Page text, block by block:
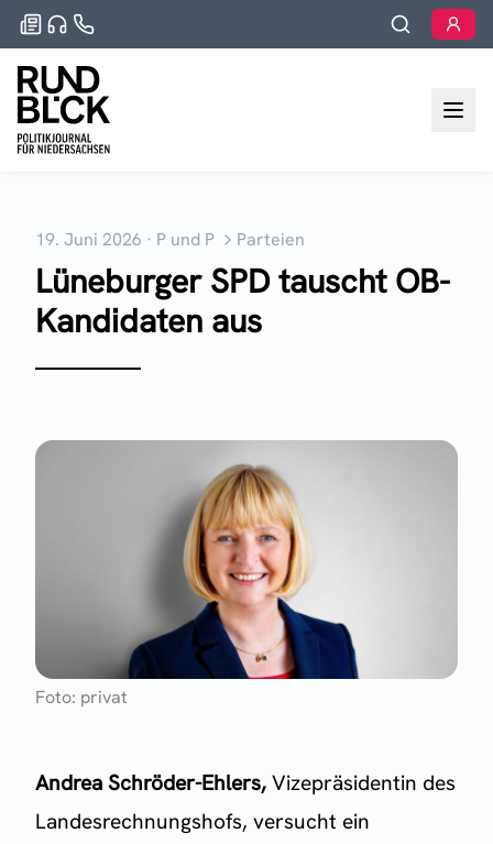
19. Juni 2026 · P und P Parteien
Lüneburger SPD tauscht OB-
Kandidaten aus
Foto: privat
Andrea Schröder-Ehlers, Vizepräsidentin des
Landesrechnungshofs, versucht ein